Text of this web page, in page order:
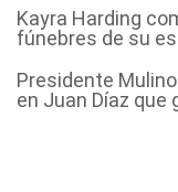
Kayra Harding
fúnebres de su
Presidente
en Juan Díaz que